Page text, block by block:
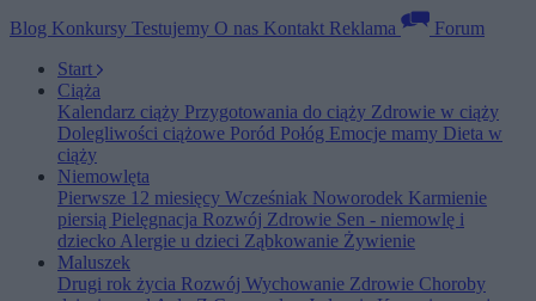
Blog Konkursy Testujemy O nas Kontakt Reklama
Forum
Start
Ciąża
Kalendarz ciąży Przygotowania do ciąży Zdrowie w ciąży
Dolegliwości ciążowe Poród Połóg Emocje mamy Dieta w
ciąży
Niemowlęta
Pierwsze 12 miesięcy Wcześniak Noworodek Karmienie
piersią Pielęgnacja Rozwój Zdrowie Sen - niemowlę i
dziecko Alergie u dzieci Ząbkowanie Żywienie
Maluszek
Drugi rok życia Rozwój Wychowanie Zdrowie Choroby